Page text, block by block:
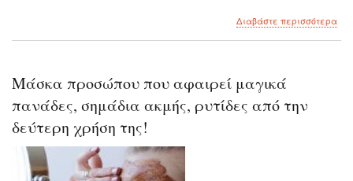
Διαβάστε περισσότεραγια
Μάσκα προσώπου που αφαιρεί μαγικά
πανάδες, σημάδια ακμής, ρυτίδες από την
δεύτερη χρήση της!